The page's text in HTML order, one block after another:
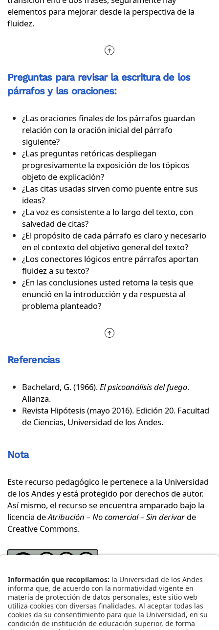
elementos para mejorar desde la perspectiva de la
fluidez.
Preguntas para revisar la escritura de los
párrafos y las oraciones:
¿Las oraciones finales de los párrafos guardan
relación con la oración inicial del párrafo
siguiente?
¿Las preguntas retóricas despliegan
progresivamente la exposición de los tópicos
objeto de explicación?
¿Las citas usadas sirven como puente entre sus
ideas?
¿La voz es consistente a lo largo del texto, con
salvedad de citas?
¿El propósito de cada párrafo es claro y necesario
en el contexto del objetivo general del texto?
¿Los conectores lógicos entre párrafos aportan
fluidez a su texto?
¿En las conclusiones usted retoma la tesis que
enunció en la introducción y da respuesta al
problema planteado?
Referencias
Bachelard, G. (1966).El psicoanálisis del fuego.
Alianza.
Revista Hipótesis (mayo 2016). Edición 20. Facultad
de Ciencias, Universidad de los Andes.
Nota
Este recurso pedagógico le pertenece a la Universidad
de los Andes y está protegido por derechos de autor.
Así mismo, el recurso se encuentra amparado bajo la
licencia deAtribución – No comercial – Sin derivar de
Creative Commons.
Bajo los términos de esta licencia, se permite
descargar este recurso y compartirlo con otras
personas, siempre y cuando se reconozca su autoría.